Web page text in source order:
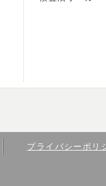
プライバシーポリ